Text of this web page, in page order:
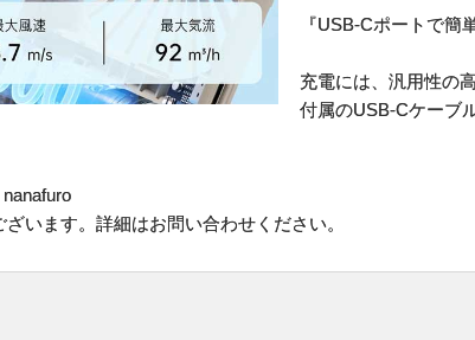
『USB-Cポートで簡
充電には、汎用性の
付属のUSB-Cケーブ
います。詳細はお問い合わせください。